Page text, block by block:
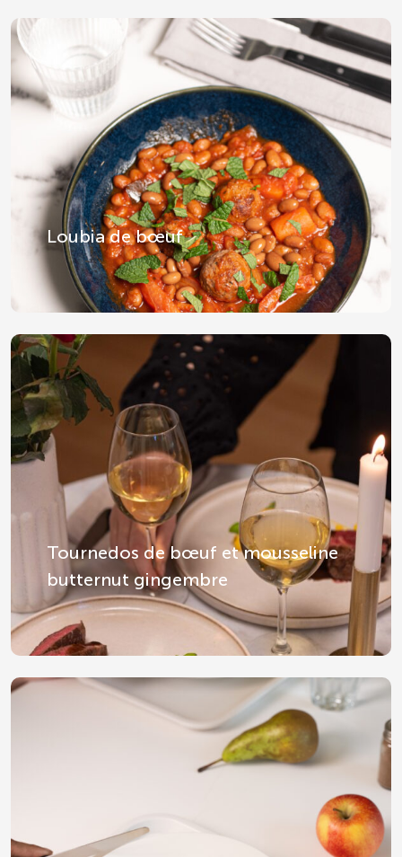
Loubia de bœuf
Tournedos de bœuf et mousseline
butternut gingembre